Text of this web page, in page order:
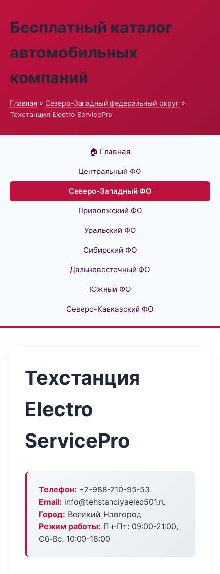
Бесплатный каталог
автомобильных
компаний
Главная » Северо-Западный федеральный округ »
Техстанция Electro ServicePro
🏠 Главная
Центральный ФО
Северо-Западный ФО
Приволжский ФО
Уральский ФО
Сибирский ФО
Дальневосточный ФО
Южный ФО
Северо-Кавказский ФО
Техстанция
Electro
ServicePro
Телефон: +7-988-710-95-53
Email: info@tehstanciyaelec501.ru
Город: Великий Новгород
Режим работы: Пн-Пт: 09:00-21:00,
Сб-Вс: 10:00-18:00